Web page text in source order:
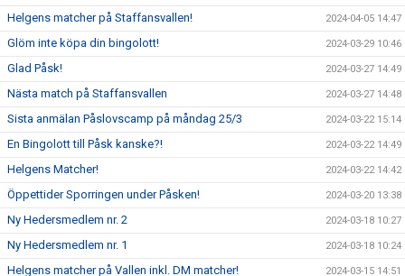
Helgens matcher på Staffansvallen! 2024-04-05 14:47
Glöm inte köpa din bingolott! 2024-03-29 10:46
Glad Påsk! 2024-03-27 14:49
Nästa match på Staffansvallen 2024-03-27 14:48
Sista anmälan Påslovscamp på måndag 25/3 2024-03-22 15:14
En Bingolott till Påsk kanske?! 2024-03-22 14:49
Helgens Matcher! 2024-03-22 14:42
Öppettider Sporringen under Påsken! 2024-03-20 13:38
Ny Hedersmedlem nr. 2 2024-03-18 10:27
Ny Hedersmedlem nr. 1 2024-03-18 10:24
Helgens matcher på Vallen inkl. DM matcher! 2024-03-15 14:51